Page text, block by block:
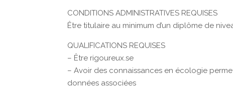
CONDITIONS ADMINISTRATIVES REQUISES
Être titulaire au minimum d’un diplôme de
QUALIFICATIONS REQUISES
– Être rigoureux.se
– Avoir des connaissances en écologie
données associées